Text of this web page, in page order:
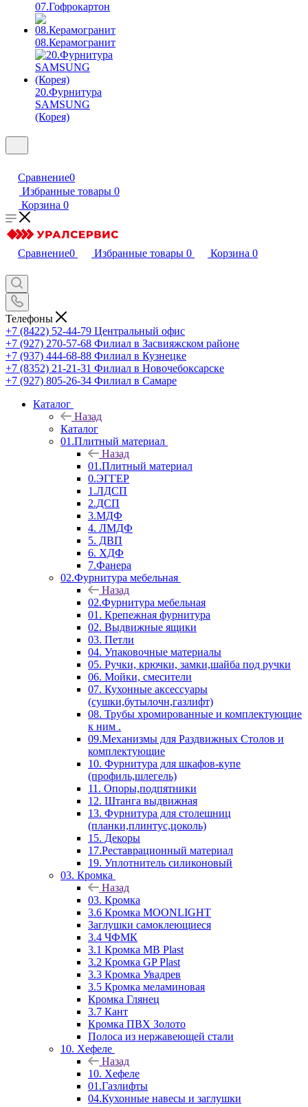
07.Гофрокартон
08.Керамогранит
20.Фурнитура
SAMSUNG
(Корея)
Сравнение0
Избранные товары 0
Корзина 0
Сравнение0 Избранные товары 0 Корзина 0
Телефоны
+7 (8422) 52-44-79 Центральный офис
+7 (927) 270-57-68 Филиал в Засвияжском районе
+7 (937) 444-68-88 Филиал в Кузнецке
+7 (8352) 21-21-31 Филиал в Новочебоксарске
+7 (927) 805-26-34 Филиал в Самаре
Каталог
Назад
Каталог
01.Плитный материал
Назад
01.Плитный материал
0.ЭГГЕР
1.ЛДСП
2.ДСП
3.МДФ
4. ЛМДФ
5. ДВП
6. ХДФ
7.Фанера
02.Фурнитура мебельная
Назад
02.Фурнитура мебельная
01. Крепежная фурнитура
02. Выдвижные ящики
03. Петли
04. Упаковочные материалы
05. Ручки, крючки, замки,шайба под ручки
06. Мойки, смесители
07. Кухонные аксессуары
(сушки,бутылочн,газлифт)
08. Трубы хромированные и комплектующие
к ним .
09.Механизмы для Раздвижных Столов и
комплектующие
10. Фурнитура для шкафов-купе
(профиль,шлегель)
11. Опоры,подпятники
12. Штанга выдвижная
13. Фурнитура для столешниц
(планки,плинтус,цоколь)
15. Декоры
17.Реставрационный материал
19. Уплотнитель силиконовый
03. Кромка
Назад
03. Кромка
3.6 Кромка MOONLIGHT
Заглушки самоклеющиеся
3.4 ЧФМК
3.1 Кромка MB Plast
3.2 Кромка GP Plast
3.3 Кромка Увадрев
3.5 Кромка меламиновая
Кромка Глянец
3.7 Кант
Кромка ПВХ Золото
Полоса из нержавеющей стали
10. Хефеле
Назад
10. Хефеле
01.Газлифты
04.Кухонные навесы и заглушки